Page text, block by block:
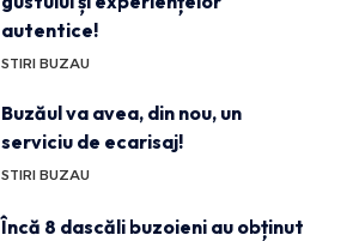
autentice!
STIRI BUZAU
Buzăul va avea, din nou, un
serviciu de ecarisaj!
STIRI BUZAU
Încă 8 dascăli buzoieni au obținut